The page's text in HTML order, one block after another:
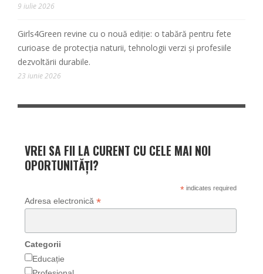
9 iulie 2026
Girls4Green revine cu o nouă ediție: o tabără pentru fete
curioase de protecția naturii, tehnologii verzi și profesiile
dezvoltării durabile.
23 iunie 2026
VREI SA FII LA CURENT CU CELE MAI NOI
OPORTUNITĂȚI?
*indicates required
Adresa electronică *
Categorii
Educație